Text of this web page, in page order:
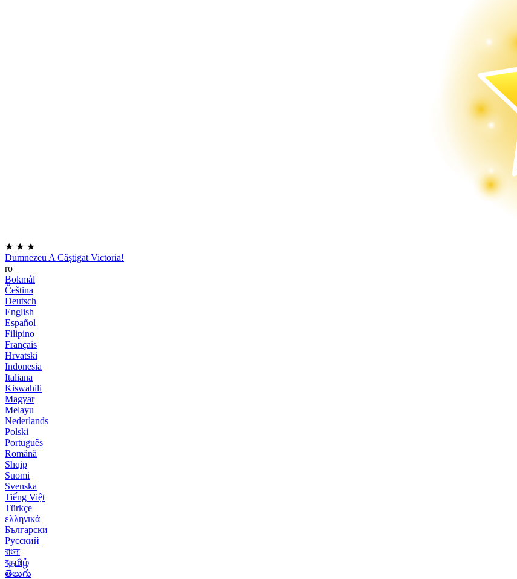
★ ★ ★
Dumnezeu A Câștigat Victoria!
ro
Bokmål
Čeština
Deutsch
English
Español
Filipino
Français
Hrvatski
Indonesia
Italiana
Kiswahili
Magyar
Melayu
Nederlands
Polski
Português
Română
Shqip
Suomi
Svenska
Tiếng Việt
Türkçe
ελληνικά
Български
Русский
বাংলা
বதமிழ்
తెలుగు